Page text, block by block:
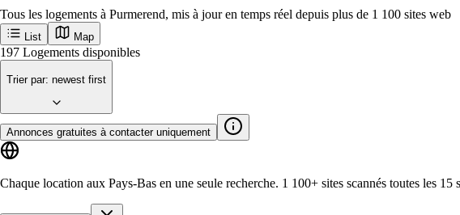
Tous les logements à Purmerend, mis à jour en temps réel depuis plus de 1 100 sites web
List Map
Recevez en premier les nouvelles annonces à Purmerend